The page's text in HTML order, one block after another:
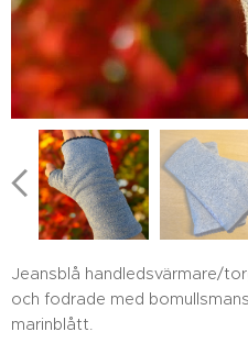
Jeansblå handledsvärmare/
och fodrade med
marinblått.